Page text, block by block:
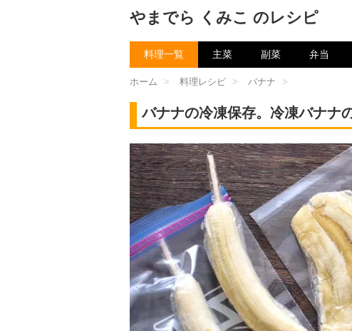
やまでら くみこ のレシピ
料理一覧 主菜 副菜 弁当
ホーム > 料理レシピ > バナナ >
バナナの冷凍保存。冷凍バナナ